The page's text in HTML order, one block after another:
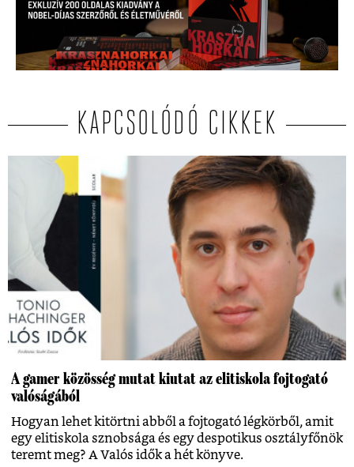
KAPCSOLÓDÓ CIKKEK
A gamer közösség mutat kiutat az elitiskola fojtogató
valóságából
Hogyan lehet kitörtni abből a fojtogató légkörből, amit
egy elitiskola sznobsága és egy despotikus osztályfőnök
teremt meg? A Valós idők a hét könyve.